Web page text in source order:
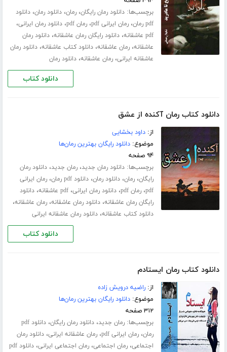
برچسب‌ها:دانلود رمان رایگان،رمان،دانلود رمان،دانلود
pdf رمان
،رمان ایرانی pdf ،رمان pdf ،دانلود رمان ایرانی،
pdf عاشقانه ،دانلود رایگان رمان عاشقانه،دانلود رمان
عاشقانه،رمان عاشقانه،دانلود کتاب عاشقانه،دانلود رمان
عاشقانه ایرانی،رمان عاشقانه،دانلود رمان
دانلود کتاب
دانلود کتاب رمان آکنده از عشق
از:داود بخشایی
موضوع:دانلود رایگان بهترین رمان‌ها
۹۴ صفحه
برچسب‌ها:دانلود رمان جدید،رمان جدید،دانلود رمان
رایگان،رمان،دانلود رمان،دانلود pdf رمان ،رمان ایرانی
pdf،رمان pdf ،دانلود رمان ایرانی،pdf عاشقانه ،دانلود
رایگان رمان عاشقانه،دانلود رمان عاشقانه،رمان عاشقانه،
دانلود کتاب عاشقانه،دانلود رمان عاشقانه ایرانی
دانلود کتاب
دانلود کتاب رمان ایستادم
از:راضیه درویش زاده
موضوع:دانلود رایگان بهترین رمان‌ها
۳۱۲ صفحه
برچسب‌ها:رمان جدید،دانلود رمان رایگان،
دانلود pdf
رمان،رمان ایرانی pdf ،رمان عاشقانه ایرانی،دانلود رمان
اجتماعی،رمان اجتماعی،رمان اجتماعی ایرانی، دانلود pdf